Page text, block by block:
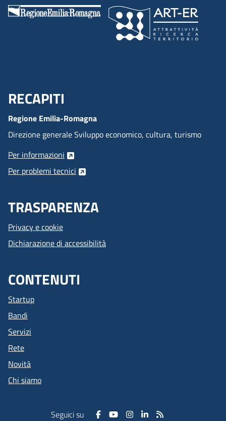
Menu Footer
RECAPITI
Regione Emilia-Romagna
Direzione generale Sviluppo economico, cultura, turismo
Per informazioni
Per problemi tecnici
TRASPARENZA
Privacy e cookie
Dichiarazione di accessibilità
CONTENUTI
Startup
Bandi
Servizi
Rete
Novità
Chi siamo
Seguici su